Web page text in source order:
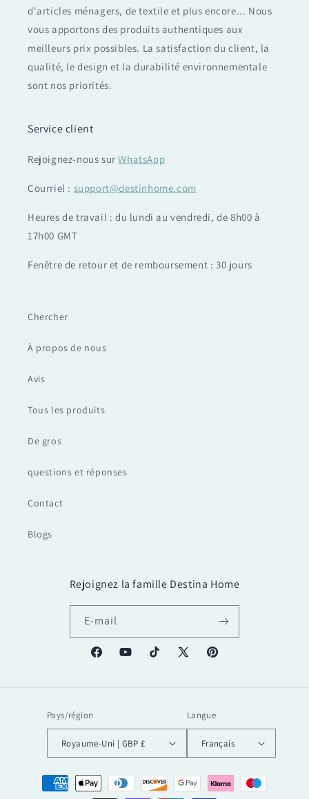
d'articles ménagers, de textile et plus encore... Nous
vous apportons des produits authentiques aux
meilleurs prix possibles. La satisfaction du client, la
qualité, le design et la durabilité environnementale
sont nos priorités.
Service client
Rejoignez-nous surWhatsApp
Courriel : support@destinhome.com
Heures de travail : du lundi au vendredi, de 8h00 à
17h00 GMT
Fenêtre de retour et de remboursement : 30 jours
Chercher
À propos de nous
Avis
Tous les produits
De gros
questions et réponses
Contact
Blogs
Rejoignez la famille Destina Home
E-mail
FacebookYouTubeTikTok
X
Pinterest
Pays/région
Royaume-Uni | GBP £
Langue
Français
Moyens